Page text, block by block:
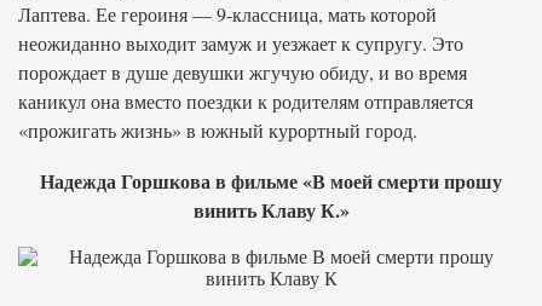
Лаптева. Ее героиня — 9-классница, мать которой
неожиданно выходит замуж и уезжает к супругу. Это
порождает в душе девушки жгучую обиду, и во время
каникул она вместо поездки к родителям отправляется
«прожигать жизнь» в южный курортный город.
Надежда Горшкова в фильме «В моей смерти прошу
винить Клаву К.»